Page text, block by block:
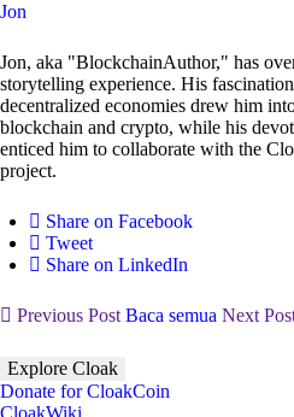
Jon
Jon, aka "BlockchainAuthor," has
storytelling experience. His
decentralized economies drew him
blockchain and crypto, while his
enticed him to collaborate with the
project.
Share on Facebook
Tweet
Share on LinkedIn
Previous PostBaca semua Next
Explore Cloak
Donate for CloakCoin
CloakWiki